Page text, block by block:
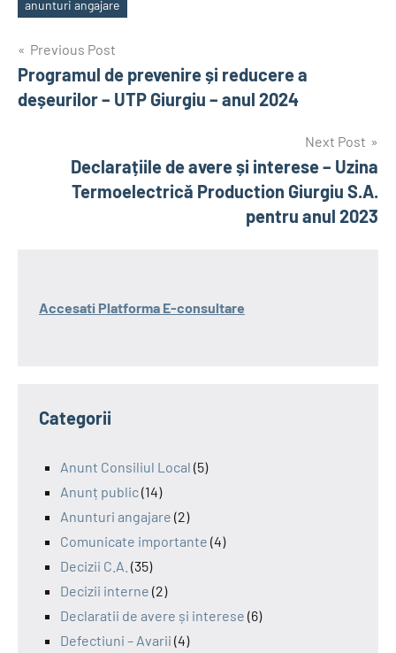
Tags
anunturi angajare
Post
navigation
Previous Post
Programul de prevenire și reducere a
deșeurilor – UTP Giurgiu – anul 2024
Next Post
Declarațiile de avere și interese – Uzina
Termoelectrică Production Giurgiu S.A.
pentru anul 2023
Accesati Platforma E-consultare
Categorii
Anunt Consiliul Local (5)
Anunț public(14)
Anunturi angajare (2)
Comunicate importante (4)
Decizii C.A. (35)
Decizii interne (2)
Declaratii de avere și interese (6)
Defectiuni – Avarii (4)